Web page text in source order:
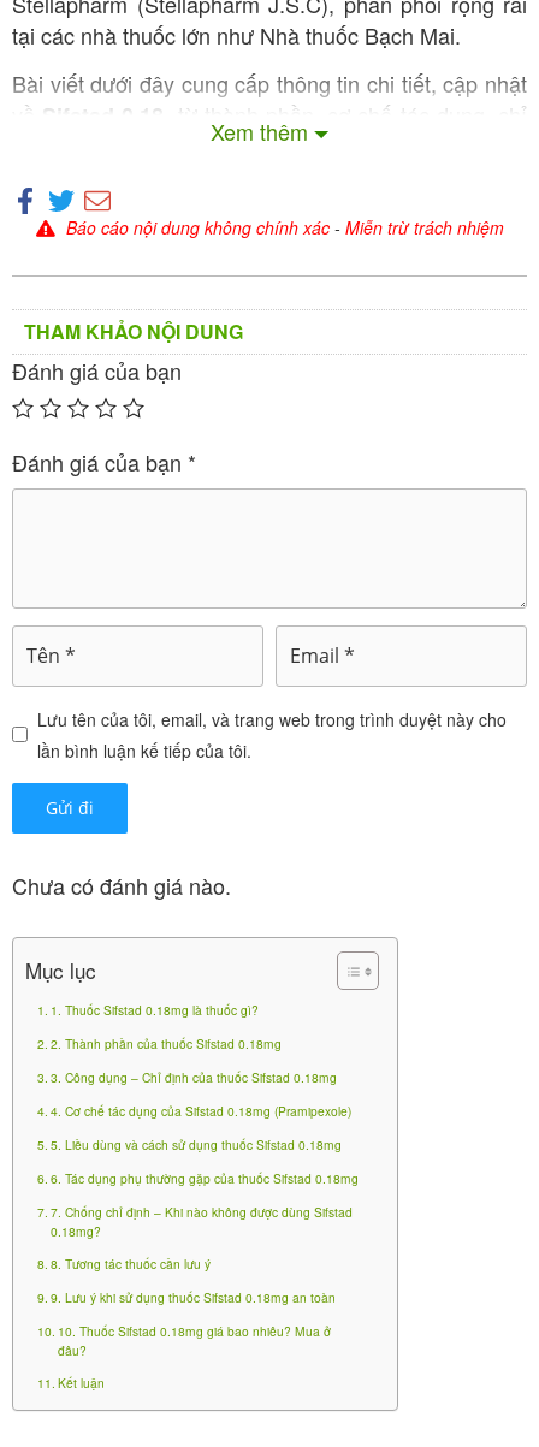
tại các nhà thuốc lớn như Nhà thuốc Bạch Mai.
Xem thêm
Bài viết dưới đây cung cấp thông tin chi tiết, cập nhật
về Sifstad 0.18
, từ thành phần, cơ chế tác dụng, chỉ
định, liều dùng, tác dụng phụ đến lưu ý an toàn, giúp
dụng theo chỉ định của bác sĩ thần kinh.
0₫
1. Thuốc Sifstad 0.18mg là thuốc gì?
Sifstad 0.18mglà thuốc kê đơn thuộc nhóm
dopamin không thuộc dẫn xuất ergot
dopamine agonist), với hoạt chất chính là
pramipexole.
Tên hoạt chất
monohydrate tương đương 0.18mg pramipexole
base
Dạng bào chế: Viên nén
Quy cách đóng gói: Hộp 3 vỉ × 10 viên (tổng 30
viên/hộp)
Nhà sản xuất
Stellapharm (Stellapharm J.S.C) – Việt Nam
Báo cáo nội dung không chính xác- Miễn trừ trách nhiệm
THAM KHẢO NỘI DUNG
Đánh giá của bạn
Đánh giá của bạn *
Lưu tên của tôi, email, và trang web trong trình duyệt này cho
lần bình luận kế tiếp của tôi.
Chưa có đánh giá nào.
Mục lục
1. Thuốc Sifstad 0.18mg là thuốc gì?
2. Thành phần của thuốc Sifstad 0.18mg
3. Công dụng – Chỉ định của thuốc Sifstad 0.18mg
4. Cơ chế tác dụng của Sifstad 0.18mg (Pramipexole)
5. Liều dùng và cách sử dụng thuốc Sifstad 0.18mg
6. Tác dụng phụ thường gặp của thuốc Sifstad 0.18mg
7. Chống chỉ định – Khi nào không được dùng Sifstad
0.18mg?
8. Tương tác thuốc cần lưu ý
9. Lưu ý khi sử dụng thuốc Sifstad 0.18mg an toàn
10. Thuốc Sifstad 0.18mg giá bao nhiêu? Mua ở
đâu?
Kết luận